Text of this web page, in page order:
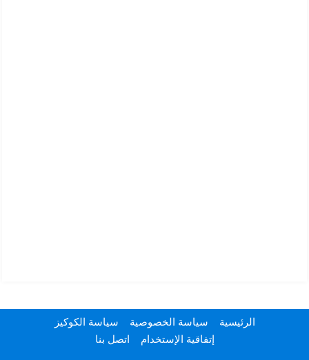
الرئيسية سياسة الخصوصية
سياسة الكوكيز
إتفاقية الإستخدام
اتصل بنا